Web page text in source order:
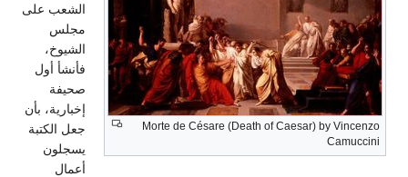
Morte de Césare (Death of Caesar) by Vincenzo
Camuccini
الشعب على
مجلس
الشيوخ،
فأنشأ أول
صحيفة
إخبارية، بأن
جعل الكتبة
يسجلون
أعمال